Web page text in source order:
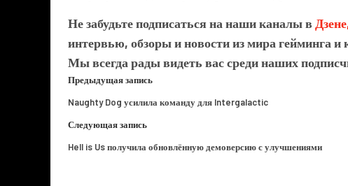
Не забудьте подписаться на наши каналы в
интервью, обзоры и новости из мира гейминга и
Мы всегда рады видеть вас среди наших
Предыдущая запись
Naughty Dog усилила команду для Intergalactic
Следующая запись
Hell is Us получила обновлённую демоверсию с улучшениями